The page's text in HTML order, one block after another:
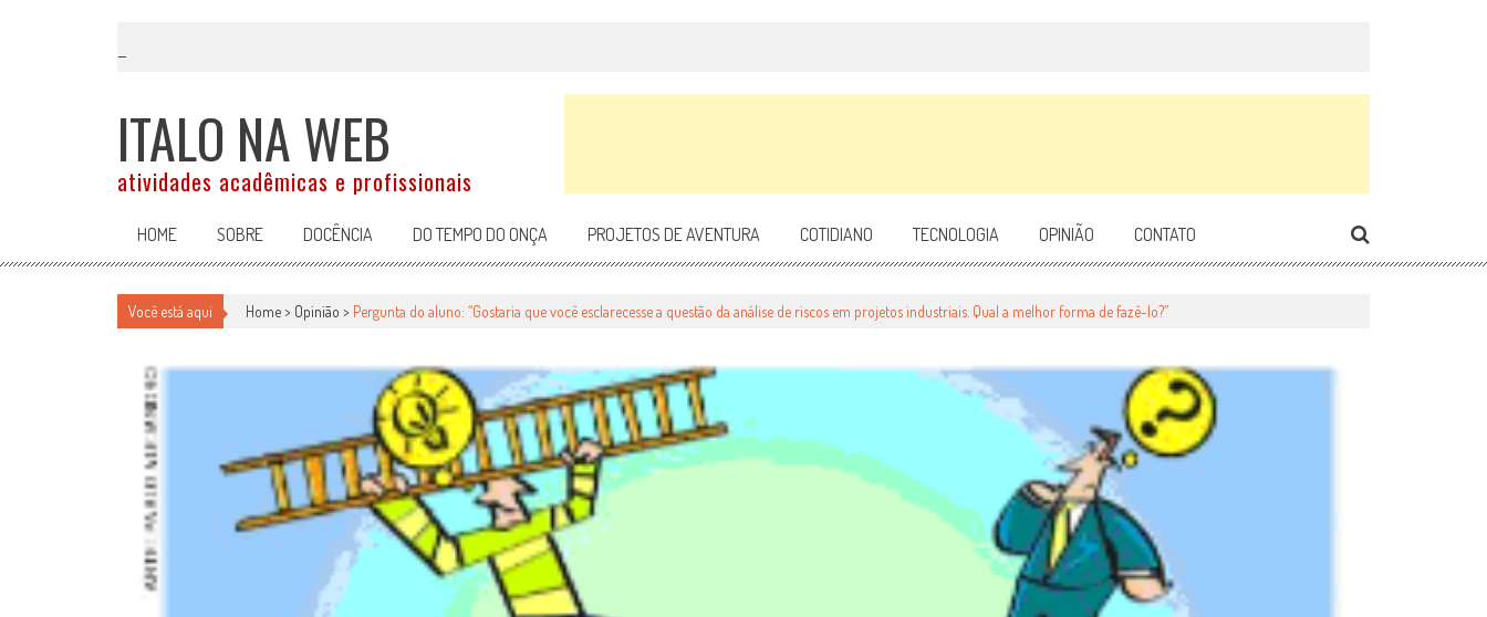
ITALO NA WEB
atividades acadêmicas e profissionais
HOME SOBRE DOCÊNCIA DO TEMPO DO ONÇA PROJETOS DE AVENTURA COTIDIANO TECNOLOGIA OPINIÃO CONTATO
Você está aqui Home > Opinião > Pergunta do aluno: “Gostaria que você esclarecesse a questão da análise de riscos em projetos industriais. Qual a melhor forma de fazê-lo?”